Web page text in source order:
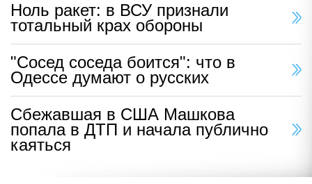
Ноль ракет: в ВСУ признали
тотальный крах обороны
"Сосед соседа боится": что в
Одессе думают о русских
Сбежавшая в США Машкова
попала в ДТП и начала публично
каяться